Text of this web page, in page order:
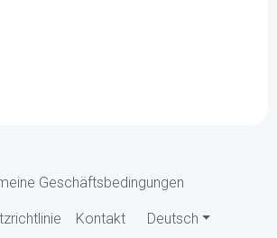
Geschäftsbedingungen
Kontakt Deutsch